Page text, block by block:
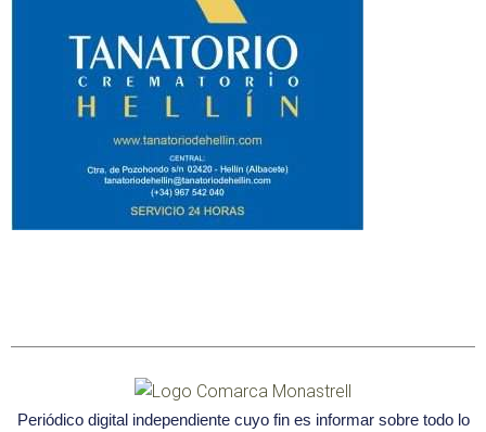
Periódico digital independiente cuyo fin es informar sobre todo lo